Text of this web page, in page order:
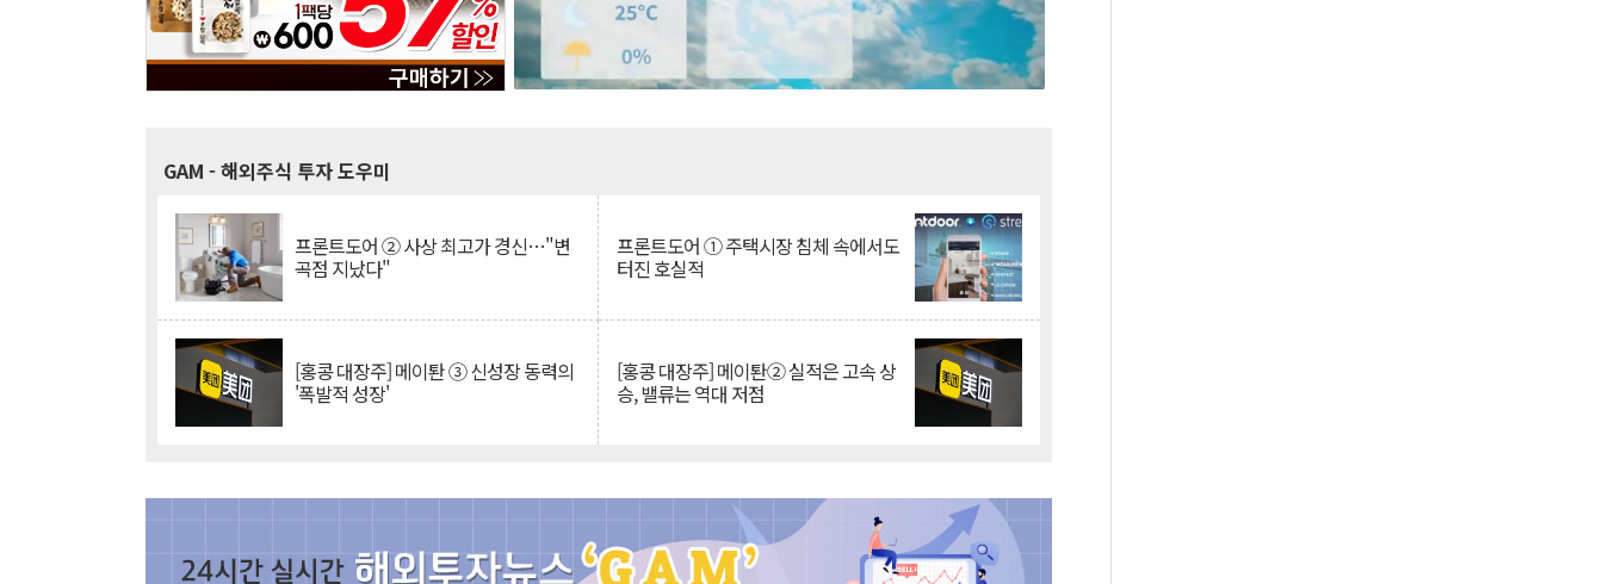
GAM - 해외주식 투자 도우미
프론트도어 ② 사상 최고가 경신…"변
곡점 지났다"
프론트도어 ① 주택시장 침체 속에서도
터진 호실적
[홍콩 대장주] 메이퇀 ③ 신성장 동력의
'폭발적 성장'
[홍콩 대장주] 메이퇀② 실적은 고속 상
승, 밸류는 역대 저점